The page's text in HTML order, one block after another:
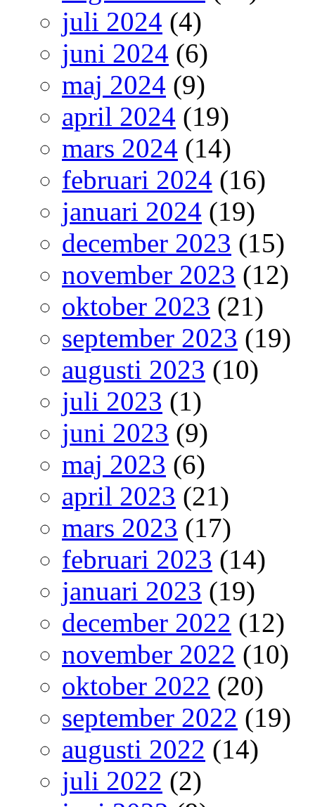
juli 2024 (4)
juni 2024 (6)
maj 2024 (9)
april 2024 (19)
mars 2024 (14)
februari 2024 (16)
januari 2024 (19)
december 2023 (15)
november 2023 (12)
oktober 2023 (21)
september 2023 (19)
augusti 2023 (10)
juli 2023 (1)
juni 2023 (9)
maj 2023 (6)
april 2023 (21)
mars 2023 (17)
februari 2023 (14)
januari 2023 (19)
december 2022 (12)
november 2022 (10)
oktober 2022 (20)
september 2022 (19)
augusti 2022 (14)
juli 2022 (2)